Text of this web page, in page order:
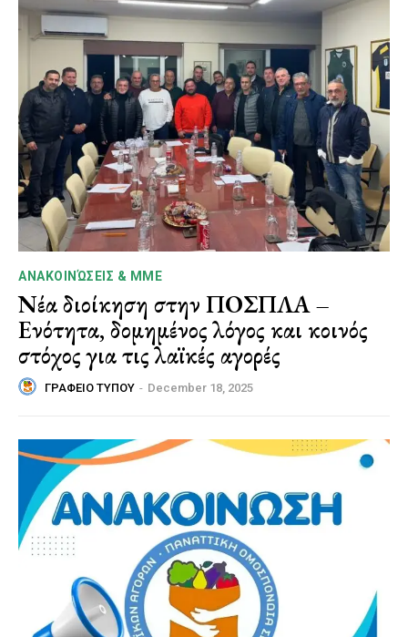
ΑΝΑΚΟΙΝΏΣΕΙΣ & MME
Νέα διοίκηση στην ΠΟΣΠΛΑ –
Ενότητα, δομημένος λόγος και κοινός
στόχος για τις λαϊκές αγορές
ΓΡΑΦΕΙΟ ΤΥΠΟΥ - December 18, 2025